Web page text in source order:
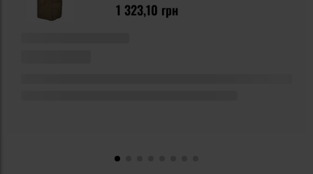
1 323,10 грн